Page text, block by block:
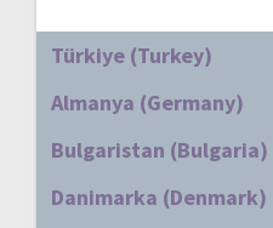
Türkiye (Turkey)
Almanya (Germany)
Bulgaristan (Bulgaria)
Danimarka (Denmark)